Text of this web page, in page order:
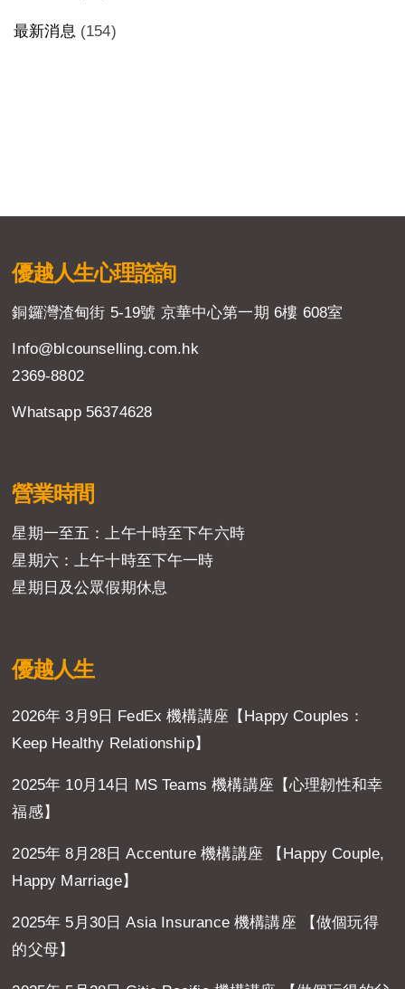
最新消息 (154)
優越人生心理諮詢
銅鑼灣渣甸街 5-19號 京華中心第一期 6樓 608室
Info@blcounselling.com.hk
2369-8802
Whatsapp 56374628
營業時間
星期一至五：上午十時至下午六時
星期六：上午十時至下午一時
星期日及公眾假期休息
優越人生
2026年 3月9日 FedEx 機構講座【Happy Couples：
Keep Healthy Relationship】
2025年 10月14日 MS Teams 機構講座【心理韌性和幸
福感】
2025年 8月28日 Accenture 機構講座 【Happy Couple,
Happy Marriage】
2025年 5月30日 Asia Insurance 機構講座 【做個玩得
的父母】